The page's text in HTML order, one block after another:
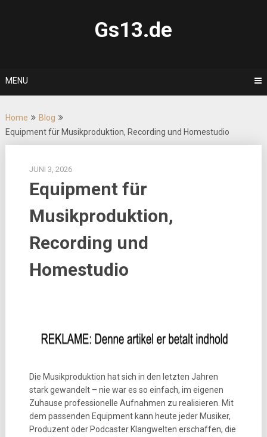
Gs13.de
MENU
Home
Blog
Equipment für Musikproduktion, Recording und Homestudio
JUNI 3, 2026
Equipment für
Musikproduktion,
Recording und
Homestudio
Die Musikproduktion hat sich in den letzten Jahren
stark gewandelt – nie war es so einfach, im eigenen
Zuhause professionelle Aufnahmen zu realisieren. Mit
dem passenden Equipment kann heute jeder Musiker,
Produzent oder Podcaster Klangwelten erschaffen, die